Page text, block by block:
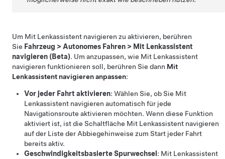
Um Mit Lenkassistent navigieren zu aktivieren, berühren
Sie Fahrzeug > Autonomes Fahren > Mit Lenkassistent
navigieren (Beta). Um anzupassen, wie Mit Lenkassistent
navigieren funktionieren soll, berühren Sie dann Mit
Lenkassistent navigierenanpassen:
Vor jeder Fahrt aktivieren: Wählen Sie, ob Sie Mit
Lenkassistent navigieren automatisch für jede
Navigationsroute aktivieren möchten. Wenn diese Funktion
aktiviert ist, ist die Schaltfläche Mit Lenkassistent navigieren
auf der Liste der Abbiegehinweise zum Start jeder Fahrt
bereits aktiv.
Geschwindigkeitsbasierte Spurwechsel : Mit Lenkassistent